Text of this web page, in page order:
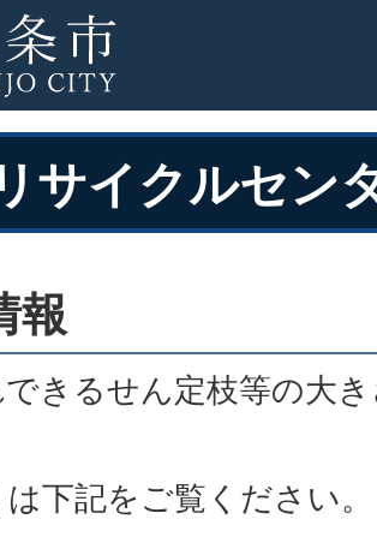
サイクルセン
報
できるせん定枝等の大
下記をご覧ください。